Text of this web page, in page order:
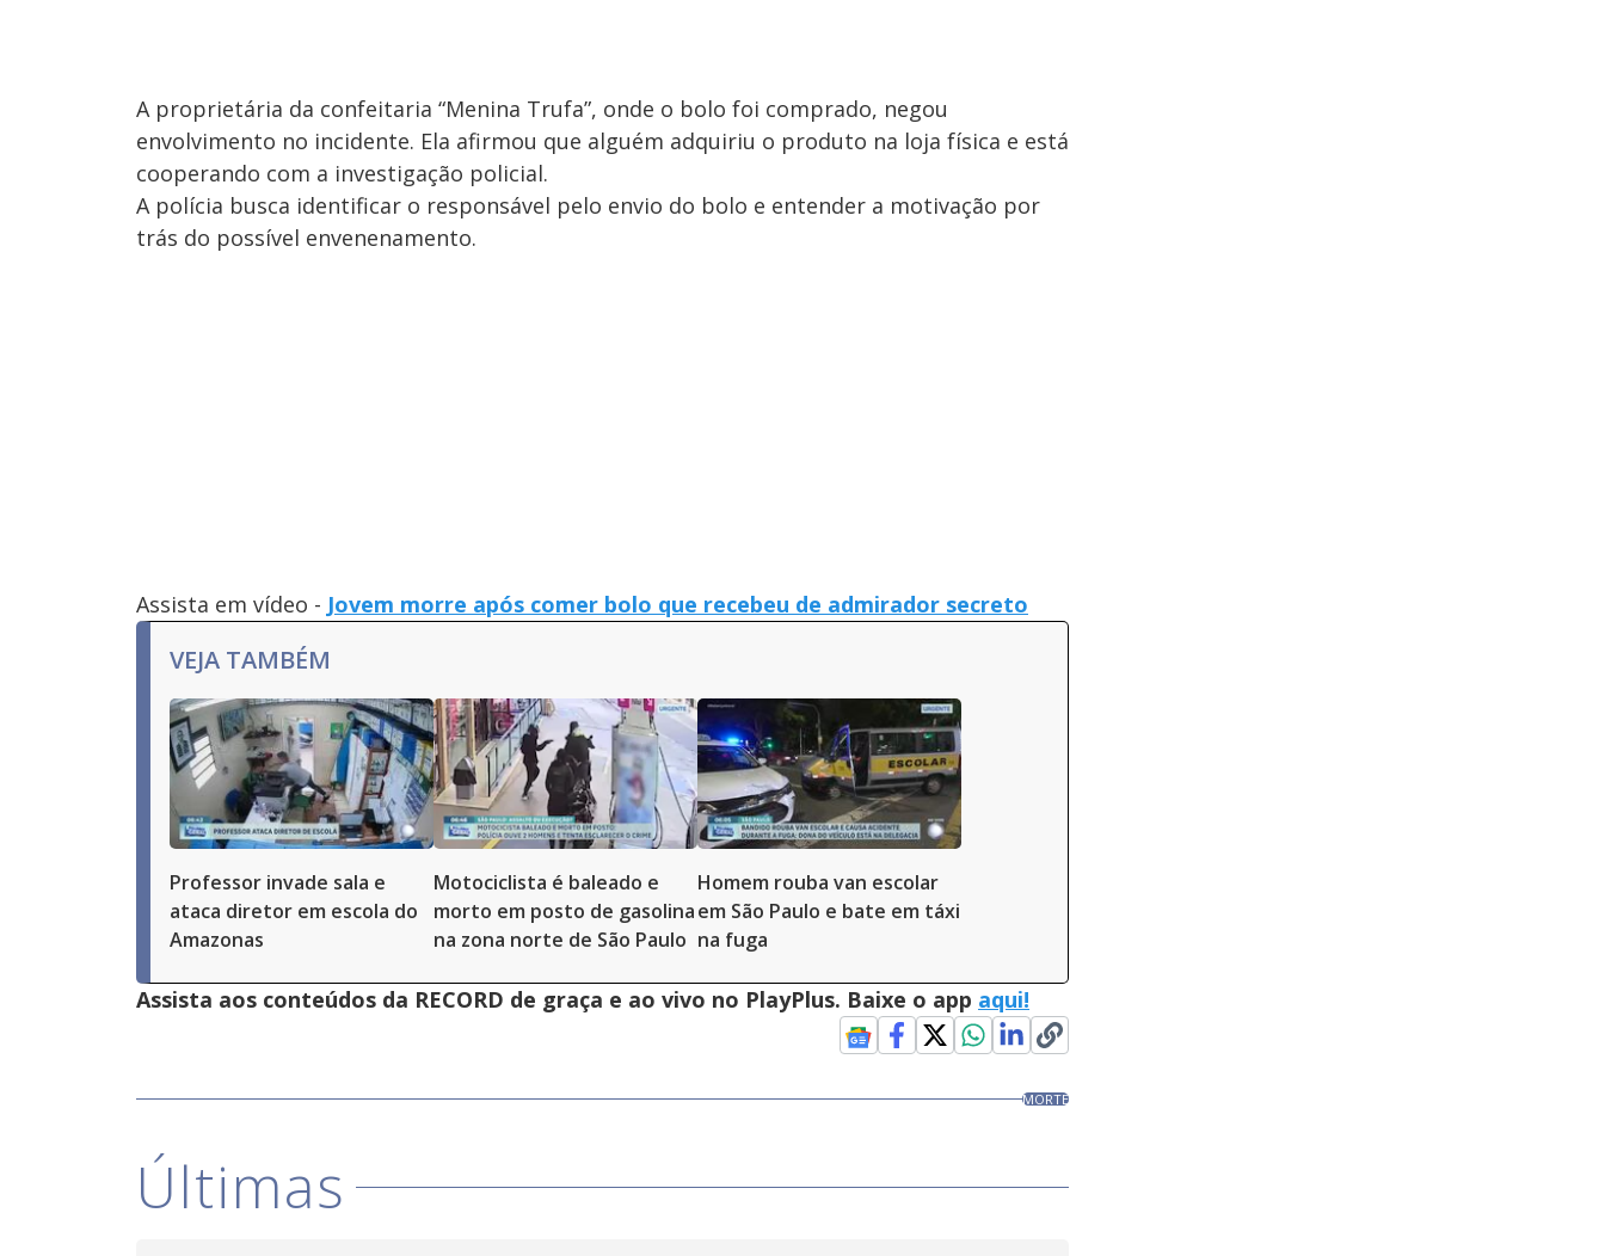
A proprietária da confeitaria “Menina Trufa”, onde o bolo foi comprado, negou
envolvimento no incidente. Ela afirmou que alguém adquiriu o produto na loja física e está
cooperando com a investigação policial.
A polícia busca identificar o responsável pelo envio do bolo e entender a motivação por
trás do possível envenenamento.
Assista em vídeo - Jovem morre após comer bolo que recebeu de admirador secreto
VEJA TAMBÉM
Professor invade sala e
ataca diretor em escola do
Amazonas
Motociclista é baleado e
morto em posto de gasolina
na zona norte de São Paulo
Homem rouba van escolar
em São Paulo e bate em táxi
na fuga
Assista aos conteúdos da RECORD de graça e ao vivo no PlayPlus. Baixe o app aqui!
MORTE
Últimas